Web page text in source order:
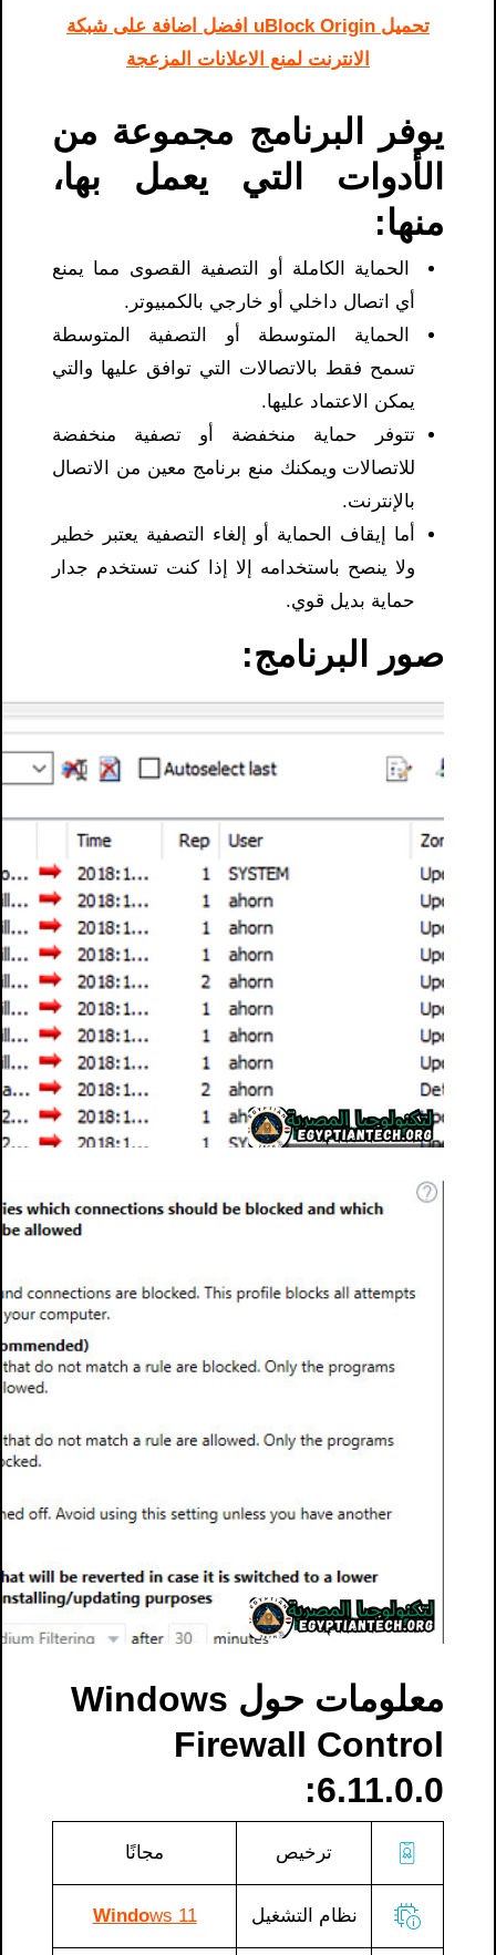
تحميل uBlock Origin افضل اضافة على شبكة
الانترنت لمنع الاعلانات المزعجة
يوفر البرنامج مجموعة من
الأدوات التي يعمل بها،
منها:
الحماية الكاملة أو التصفية القصوى مما يمنع
أي اتصال داخلي أو خارجي بالكمبيوتر.
الحماية المتوسطة أو التصفية المتوسطة
تسمح فقط بالاتصالات التي توافق عليها والتي
يمكن الاعتماد عليها.
تتوفر حماية منخفضة أو تصفية منخفضة
للاتصالات ويمكنك منع برنامج معين من الاتصال
بالإنترنت.
أما إيقاف الحماية أو إلغاء التصفية يعتبر خطير
ولا ينصح باستخدامه إلا إذا كنت تستخدم جدار
حماية بديل قوي.
صور البرنامج:
معلومات حول Windows
Firewall Control
6.11.0.0:
ترخيص مجانًا
نظام التشغيل Windows 11